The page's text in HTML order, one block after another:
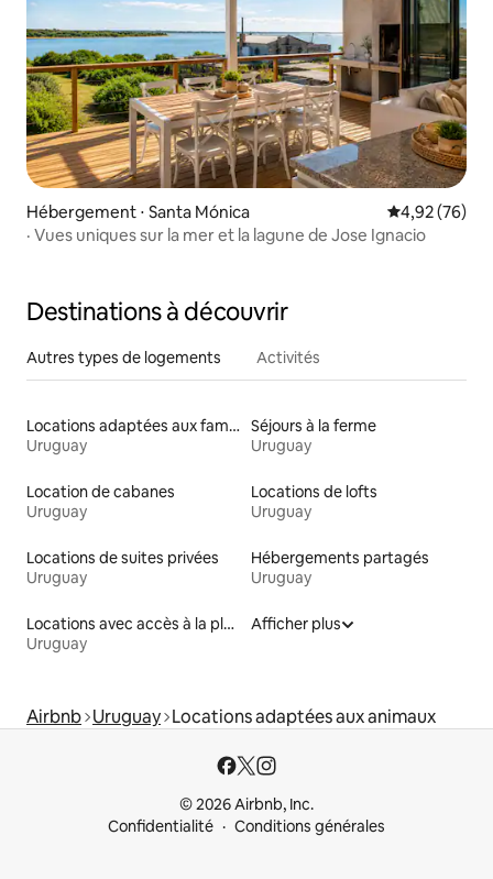
Hébergement ⋅ Santa Mónica Évaluation
4,92 (76)
· Vues uniques sur la mer et la lagune de Jose Ignacio
Destinations à découvrir
Autres types de logements Activités
Locations adaptées aux familles
Uruguay
Séjours à la ferme
Uruguay
Location de cabanes
Uruguay
Locations de lofts
Uruguay
Locations de suites privées
Uruguay
Hébergements partagés
Uruguay
Locations avec accès à la plage
Uruguay
Afficher plus
Airbnb Uruguay Locations adaptées aux animaux
© 2026 Airbnb, Inc.
Confidentialité
Conditions générales